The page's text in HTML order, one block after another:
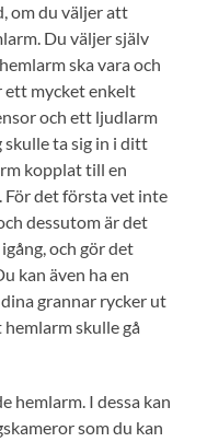
om du väljer att
Du väljer själv
ska vara och
ett mycket enkelt
och ett ljudlarm
skulle ta sig in i ditt
kopplat till en
det första vet inte
dessutom är det
och gör det
kan även ha en
grannar rycker ut
skulle gå
hemlarm. I dessa kan
som du kan